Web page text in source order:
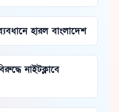
হারল বাংলাদেশ
নাইটক্লাবে